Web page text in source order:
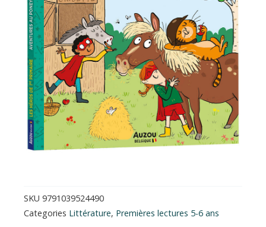
SKU 9791039524490
Categories Littérature, Premières lectures 5-6 ans